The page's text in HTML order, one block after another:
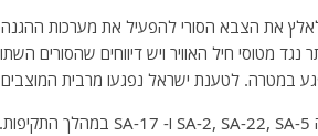
את הצבא הסורי להפעיל את מערכות ההגנה
מטוסי חיל האוויר ויש דיווחים שהסורים